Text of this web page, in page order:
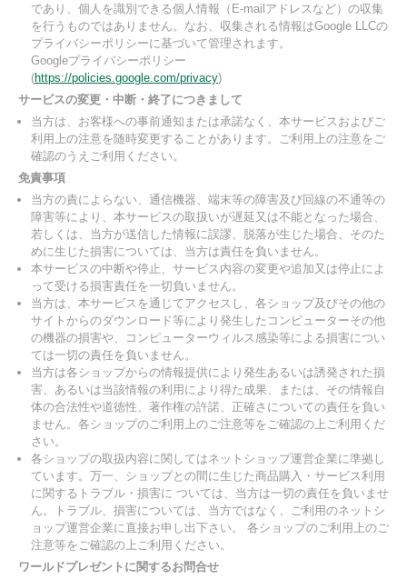
であり、個人を識別できる個人情報（E-mailアドレスなど）の収集
を行うものではありません。なお、収集される情報はGoogle LLCの
プライバシーポリシーに基づいて管理されます。
Googleプライバシーポリシー
(https://policies.google.com/privacy)
サービスの変更・中断・終了につきまして
当方は、お客様への事前通知または承諾なく、本サービスおよびご
利用上の注意を随時変更することがあります。ご利用上の注意をご
確認のうえご利用ください。
免責事項
当方の責によらない、通信機器、端末等の障害及び回線の不通等の
障害等により、本サービスの取扱いが遅延又は不能となった場合、
若しくは、当方が送信した情報に誤謬、脱落が生じた場合、そのた
めに生じた損害については、当方は責任を負いません。
本サービスの中断や停止、サービス内容の変更や追加又は停止によ
って受ける損害責任を一切負いません。
当方は、本サービスを通じてアクセスし、各ショップ及びその他の
サイトからのダウンロード等により発生したコンピューターその他
の機器の損害や、コンピューターウィルス感染等による損害につい
ては一切の責任を負いません。
当方は各ショップからの情報提供により発生あるいは誘発された損
害、あるいは当該情報の利用により得た成果、または、その情報自
体の合法性や道徳性、著作権の許諾、正確さについての責任を負い
ません。各ショップのご利用上のご注意等をご確認の上ご利用くだ
さい。
各ショップの取扱内容に関してはネットショップ運営企業に準拠し
ています。万一、ショップとの間に生じた商品購入・サービス利用
に関するトラブル・損害に ついては、当方は一切の責任を負いませ
ん。トラブル、損害については、当方ではなく、ご利用のネットシ
ョップ運営企業に直接お申し出下さい。 各ショップのご利用上のご
注意等をご確認の上ご利用ください。
ワールドプレゼントに関するお問合せ